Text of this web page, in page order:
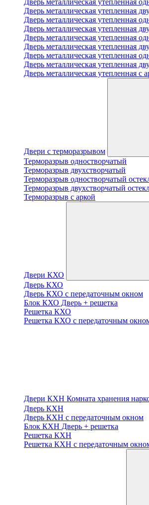
Дверь металлическая утепленная
Дверь металлическая утепленная
Дверь металлическая
Дверь металлическая утепленная
Дверь металлическая утепленная
Дверь металлическая утепленная
Дверь металлическая
Дверь металлическая
Дверь металлическая утепленная с
Двери с терморазрывом
Терморазрыв одностворчатый
Терморазрыв двухстворчатый
Терморазрыв одностворчатый
Терморазрыв двухстворчатый
Терморазрыв с аркой
Двери КХО
Дверь КХО
Дверь КХО с передаточным окном
Блок КХО Дверь + решетка
Решетка КХО
Решетка КХО с передаточным
Двери КХН Комната хранения
Дверь КХН
Дверь КХН с передаточным окном
Блок КХН Дверь + решетка
Решетка КХН
Решетка КХН с передаточным